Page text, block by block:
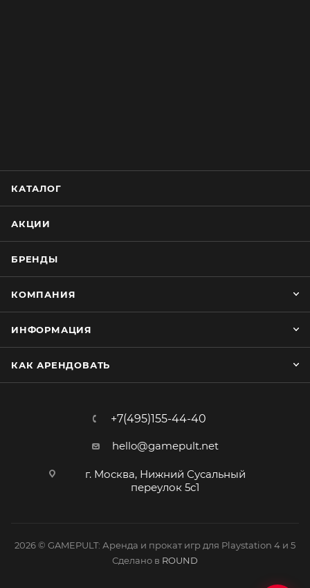
КАТАЛОГ
АКЦИИ
БРЕНДЫ
КОМПАНИЯ
ИНФОРМАЦИЯ
КАК АРЕНДОВАТЬ
+7(495)155-44-40
hello@gamepult.net
г. Москва, Нижний Сусальный
переулок 5с1
2026 © GAMEPULT: Аренда и прокат игр для Playstation 4 и 5
Сделано в ROUND